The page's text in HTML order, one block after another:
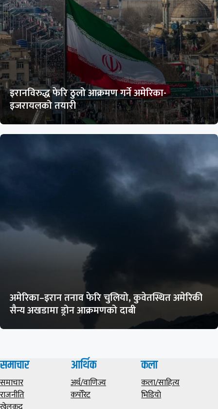
इरानविरुद्ध फेरि ठुलो आक्रमण गर्ने अमेरिका-
इजरायलको तयारी
अमेरिका–इरान तनाव फेरि चुलियो, कुवेतस्थित अमेरिकी
सैन्य अखडामा ड्रोन आक्रमणको दाबी
समाचार
समाचार
राजनीति
आर्थिक
अर्थ/वाणिज्य
कर्पोरेट
कला
कला/साहित्य
भिडियाे